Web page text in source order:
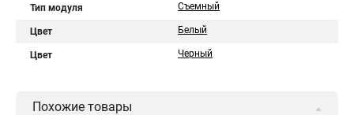
Тип модуля Cъемный
Цвет Белый
Цвет Черный
Похожие товары